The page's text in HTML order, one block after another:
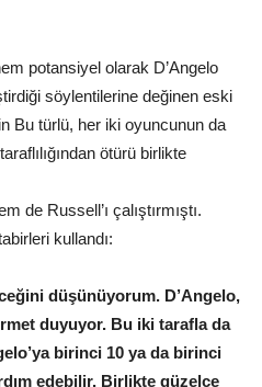
potansiyel olarak D’Angelo
söylentilerine değinen eski
Bu türlü, her iki oyuncunun da
ötürü birlikte
de Russell’ı çalıştırmıştı.
kullandı:
düşünüyorum. D’Angelo,
duyuyor. Bu iki tarafla da
birinci 10 ya da birinci
edebilir. Birlikte güzelce